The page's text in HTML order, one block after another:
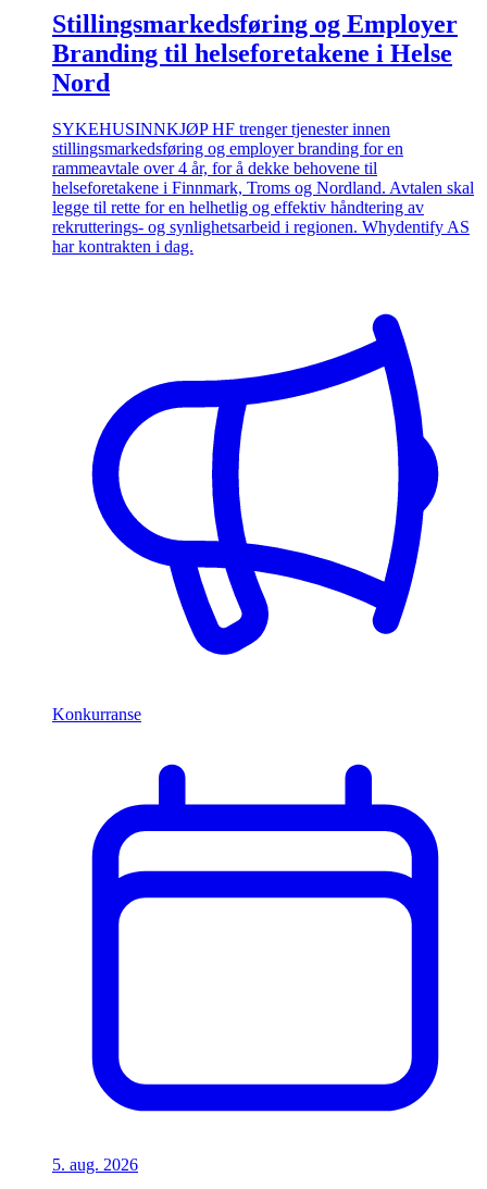
Stillingsmarkedsføring og Employer
Branding til helseforetakene i Helse
Nord
SYKEHUSINNKJØP HF trenger tjenester innen
stillingsmarkedsføring og employer branding for en
rammeavtale over 4 år, for å dekke behovene til
helseforetakene i Finnmark, Troms og Nordland. Avtalen skal
legge til rette for en helhetlig og effektiv håndtering av
rekrutterings- og synlighetsarbeid i regionen. Whydentify AS
har kontrakten i dag.
Konkurranse
5. aug. 2026